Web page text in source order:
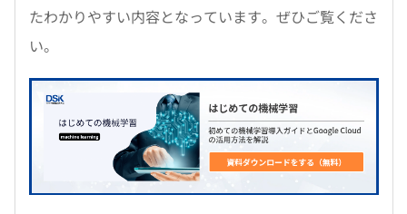
たわかりやすい内容となっています。ぜひご覧くださ
い。